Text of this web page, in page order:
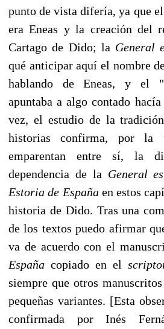
punto de vista difería, ya que
era Eneas y la creación del
Cartago de Dido; la General
qué anticipar aquí el nombre
hablando de Eneas, y el
apuntaba a algo contado
vez, el estudio de la
historias confirma, por la
emparentan entre sí, la
dependencia de la General
Estoria de Espa­ña en estos
historia de Dido. Tras una
de los textos puedo afirmar
va de acuerdo con el
España copiado en el
siempre que otros
pequeñas variantes. [Esta
confir­mada por Inés